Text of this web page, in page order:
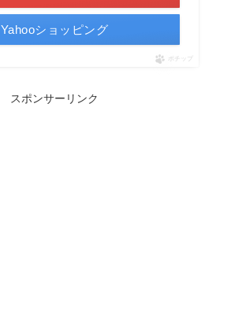
Yahooショッピング
ポチップ
スポンサーリンク